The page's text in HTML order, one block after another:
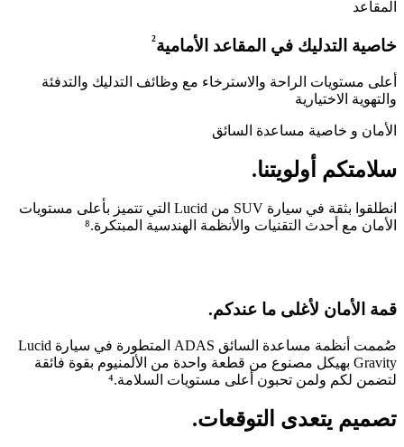
المقاعد
خاصية التدليك في المقاعد الأمامية²
أعلى مستويات الراحة والاسترخاء مع وظائف التدليك والتدفئة
والتهوية الاختيارية
الأمان و خاصية مساعدة السائق
سلامتكم أولويتنا.
انطلقوا بثقة في سيارة SUV من Lucid التي تتميز بأعلى مستويات
الأمان مع أحدث التقنيات والأنظمة الهندسية المبتكرة.⁸
قمة الأمان لأغلى ما عندكم.
صُممت أنظمة مساعدة السائق ADAS المتطورة في سيارة Lucid
Gravity بهيكل مصنوع من قطعة واحدة من الألمنيوم بقوة فائقة
لتضمن لكم ولمن تحبون أعلى مستويات السلامة.⁴
تصميم يتعدى التوقعات.